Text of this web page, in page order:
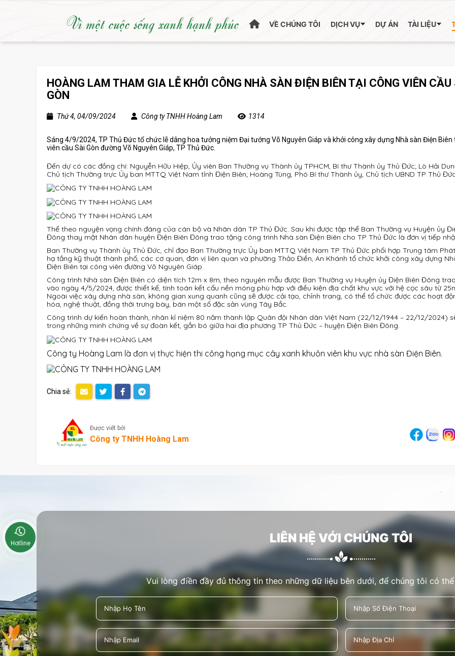
Vì một cuộc sống xanh hạnh phúc VỀ CHÚNG TÔI DỊCH VỤ DỰ ÁN TÀI LIỆU
HOÀNG LAM THAM GIA LỄ KHỞI CÔNG NHÀ SÀN ĐIỆN BIÊN TẠI CÔNG VIÊN CẦU
GÒN
Thứ 4, 04/09/2024 Công ty TNHH Hoàng Lam 1314
Sáng 4/9/2024, TP Thủ Đức tổ chức lễ dâng hoa tưởng niệm Đại tướng Võ Nguyên Giáp và khởi công xây dựng Nhà sàn Điện Biên
viên cầu Sài Gòn đường Võ Nguyên Giáp, TP Thủ Đức.
Đến dự có các đồng chí: Nguyễn Hữu Hiệp, Ủy viên Ban Thường vụ Thành ủy TPHCM, Bí thư Thành ủy Thủ Đức; Lò Hải
Chủ tịch Thường trực Ủy ban MTTQ Việt Nam tỉnh Điện Biên; Hoàng Tùng, Phó Bí thư Thành ủy, Chủ tịch UBND TP Thủ
Thể theo nguyện vọng chính đáng của cán bộ và Nhân dân TP Thủ Đức. Sau khi được tập thể Ban Thường vụ Huyện ủy
Đông thay mặt Nhân dân huyện Điện Biên Đông trao tặng công trình Nhà sàn Điện Biên cho TP Thủ Đức là đơn vị tiếp
Ban Thường vụ Thành ủy Thủ Đức, chỉ đạo Ban Thường trực Ủy ban MTTQ Việt Nam TP Thủ Đức phối hợp Trung tâm
hạ tầng kỹ thuật thành phố, các cơ quan, đơn vị liên quan và phường Thảo Điền, An Khánh tổ chức khởi công xây dựng
Điện Biên tại công viên đường Võ Nguyên Giáp.
Công trình Nhà sàn Điện Biên có diện tích 12m x 8m, theo nguyên mẫu được Ban Thường vụ Huyện ủy Điện Biên Đông
vào ngày 4/5/2024, được thiết kế, tính toán kết cấu nền móng phù hợp với điều kiện địa chất khu vực với hệ cọc sâu từ
Ngoài việc xây dựng nhà sàn, không gian xung quanh cũng sẽ được cải tạo, chỉnh trang, có thể tổ chức được các hoạt
hóa, nghệ thuật, đồng thời trưng bày, bán một số đặc sản vùng Tây Bắc.
Công trình dự kiến hoàn thành, nhân kỉ niệm 80 năm thành lập Quân đội Nhân dân Việt Nam (22/12/1944 – 22/12/2024)
trong những minh chứng về sự đoàn kết, gắn bó giữa hai địa phương TP Thủ Đức – huyện Điện Biên Đông.
Công ty Hoàng Lam là đơn vị thực hiện thi công hạng mục cây xanh khuôn viên khu vực nhà sàn Điện Biên.
Chia sẻ:
Được viết bởi
Công ty TNHH Hoàng Lam
LIÊN HỆ VỚI CHÚNG TÔI
Vui lòng điền đầy đủ thông tin theo những dữ liệu bên dưới, để chúng tôi có
Hotline